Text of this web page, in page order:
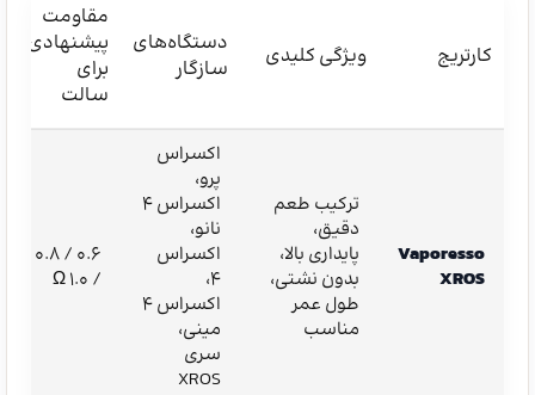
کارتریج ویژگی کلیدی
دستگاه‌های
سازگار
مقاومت
پیشنهادی
برای
سالت
Vaporesso
XROS
ترکیب طعم
دقیق،
پایداری بالا،
بدون نشتی،
طول عمر
مناسب
اکسراس
پرو،
اکسراس ۴
نانو،
اکسراس
۴،
اکسراس ۴
مینی،
سری
XROS
۰.۶ / ۰.۸
/ ۱.۰ Ω